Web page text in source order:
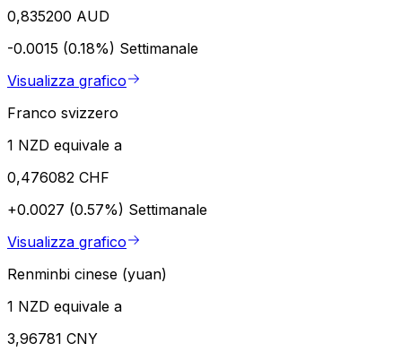
0,835200 AUD
-0.0015 (0.18%) Settimanale
Visualizza grafico
Franco svizzero
1 NZD equivale a
0,476082 CHF
+0.0027 (0.57%) Settimanale
Visualizza grafico
Renminbi cinese (yuan)
1 NZD equivale a
3,96781 CNY